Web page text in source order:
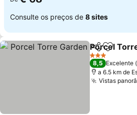
Consulte os preços de 8 sites
Partilhar
Porcel
3 Estrelas
8,5 Excelente
a 6.5 km de
Vistas